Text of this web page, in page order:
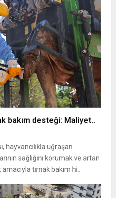
bakım desteği: Maliyet..
hayvancılıkla uğraşan
sağlığını korumak ve artan
tırnak bakım hi..